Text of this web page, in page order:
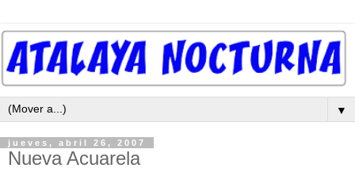
▼
jueves, abril 26, 2007
Nueva Acuarela